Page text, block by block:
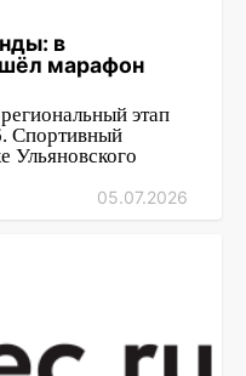
в
марафон
этап
Спортивный
Ульяновского
05.07.2026